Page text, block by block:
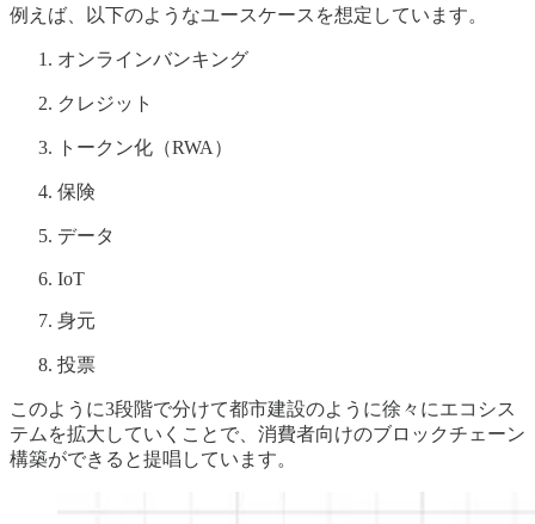
例えば、以下のようなユースケースを想定しています。
オンラインバンキング
クレジット
トークン化（RWA）
保険
データ
IoT
身元
投票
このように3段階で分けて都市建設のように徐々にエコシス
テムを拡大していくことで、消費者向けのブロックチェーン
構築ができると提唱しています。